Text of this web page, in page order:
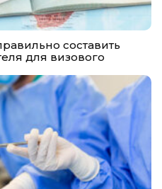
составить
для визового